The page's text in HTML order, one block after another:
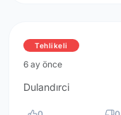
Tehlikeli
6 ay önce
Dulandırci